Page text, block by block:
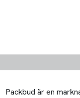
Packbud är en